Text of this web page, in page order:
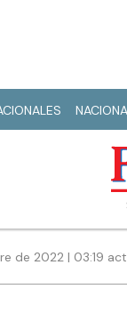
de 2022 | 03:19